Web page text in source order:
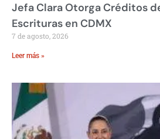
Jefa Clara Otorga Créditos
Escrituras en CDMX
7 de agosto, 2026
Leer más »